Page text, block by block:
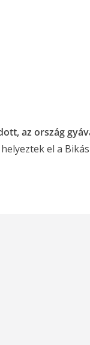
az ország
el a